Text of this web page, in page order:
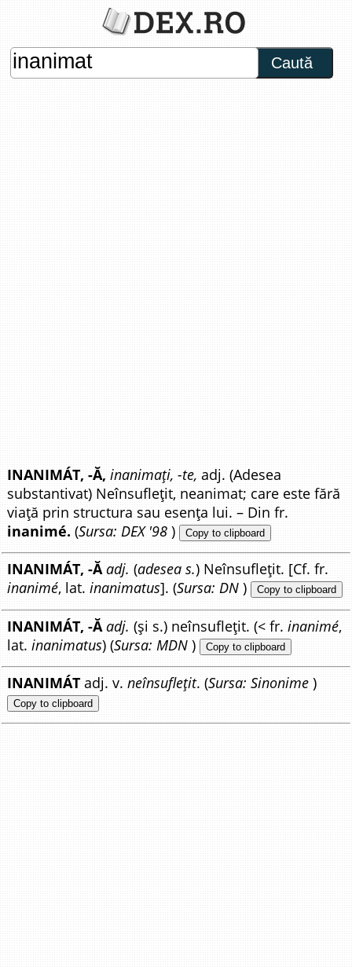
Caută
INANIMÁT, -Ă, inanimați, -te, adj. (Adesea
substantivat) Neînsuflețit, neanimat; care este fără
viață prin structura sau esența lui. – Din fr.
inanimé. (Sursa: DEX '98 ) Copy to clipboard
INANIMÁT, -Ă adj. (adesea s.) Neînsuflețit. [Cf. fr.
inanimé, lat.inanimatus]. (Sursa: DN ) Copy to clipboard
INANIMÁT, -Ă adj. (și s.) neînsuflețit. (< fr.inanimé,
lat.inanimatus) (Sursa: MDN ) Copy to clipboard
INANIMÁTadj. v.neînsuflețit. (Sursa: Sinonime )
Copy to clipboard